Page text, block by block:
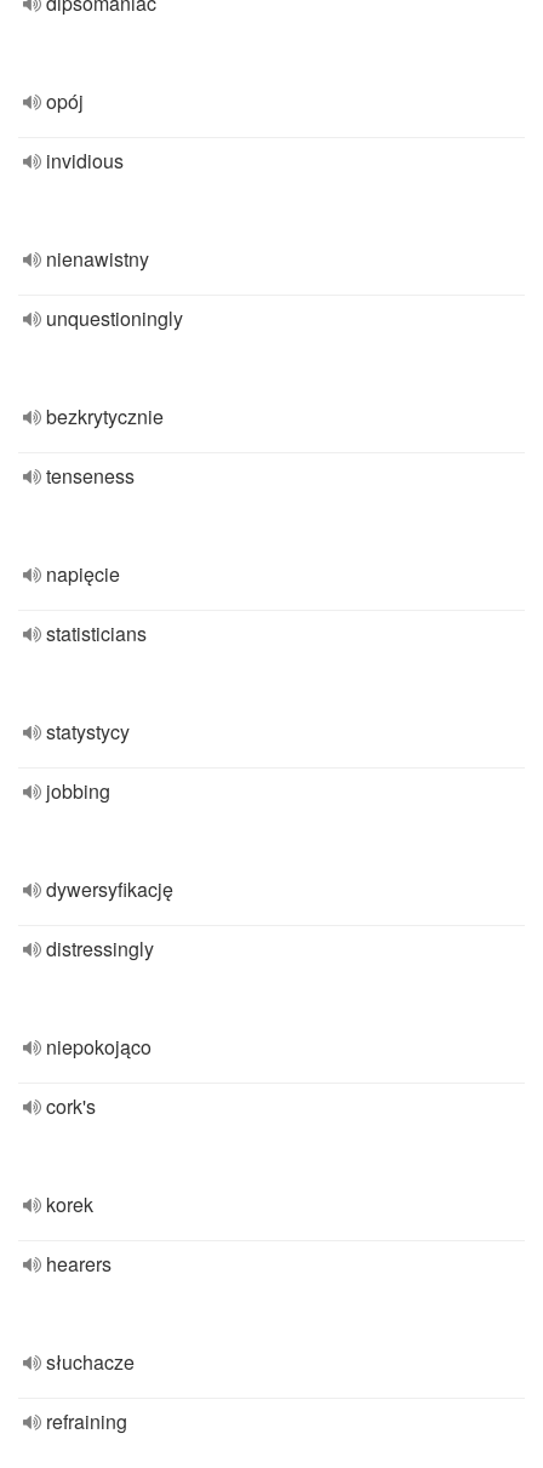
opój
invidious
nienawistny
unquestioningly
bezkrytycznie
tenseness
napięcie
statisticians
statystycy
jobbing
dywersyfikację
distressingly
niepokojąco
cork's
korek
hearers
słuchacze
refraining